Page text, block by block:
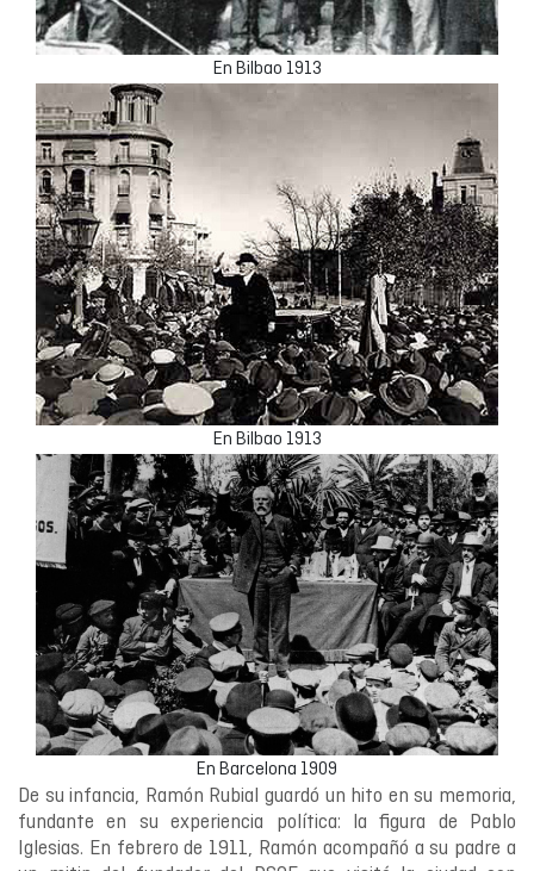
En Bilbao 1913
En Bilbao 1913
En Barcelona 1909
De su infancia, Ramón Rubial guardó un hito en su memoria,
fundante en su experiencia política: la figura de Pablo
Iglesias. En febrero de 1911, Ramón acompañó a su padre a